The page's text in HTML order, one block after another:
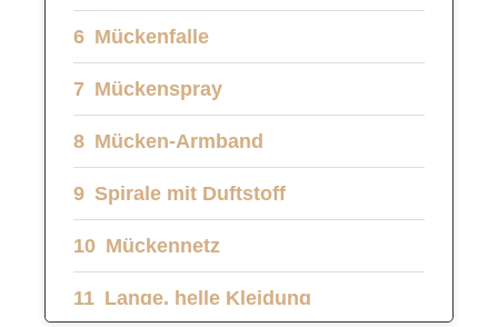
Mückenfalle
Mückenspray
Mücken-Armband
Spirale mit Duftstoff
Mückennetz
Lange, helle Kleidung